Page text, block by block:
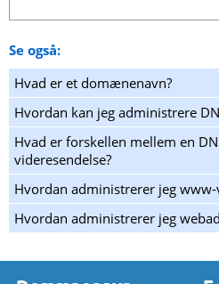
Se også:
Hvad er et domænenavn?
Hvordan kan jeg administrere
Hvad er forskellen mellem en
videresendelse?
Hvordan administrerer jeg www-
Hvordan administrerer jeg